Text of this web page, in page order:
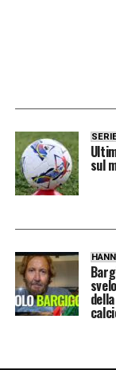
sul